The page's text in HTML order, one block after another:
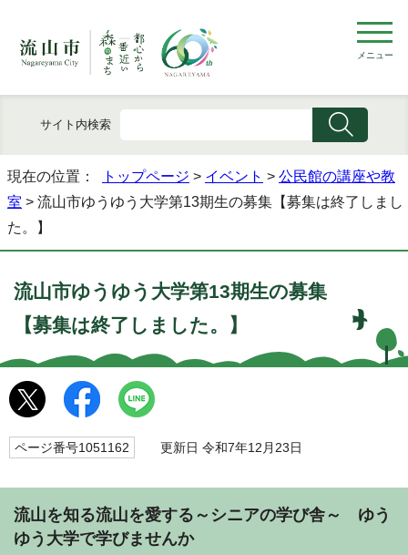
メニュー
サイト内検索
現在の位置： トップページ > イベント > 公民館の講座や教
室 > 流山市ゆうゆう大学第13期生の募集【募集は終了しまし
た。】
流山市ゆうゆう大学第13期生の募集
【募集は終了しました。】
ページ番号1051162 更新日 令和7年12月23日
流山を知る流山を愛する～シニアの学び舎～ ゆう
ゆう大学で学びませんか